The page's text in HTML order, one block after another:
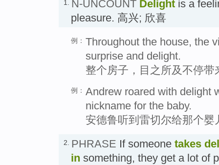
1. N-UNCOUNT Delight is a
pleasure. 高兴; 欣喜
例： Throughout the house, the
surprise and delight.
整个房子，目之所及不停带
例： Andrew roared with delight
nickname for the baby.
安德鲁听到雷切尔给那个
2. PHRASE If someone takes
in something, they get a lot of